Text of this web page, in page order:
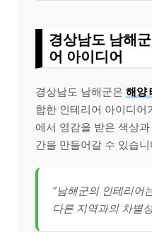
경상남도 남해
어 아이디어
경상남도 남해군은 해양
합한 인테리어 아이디어
에서 영감을 받은 색상
간을 만들어갈 수 있습니
“남해군의 인테리어
다른 지역과의 차별